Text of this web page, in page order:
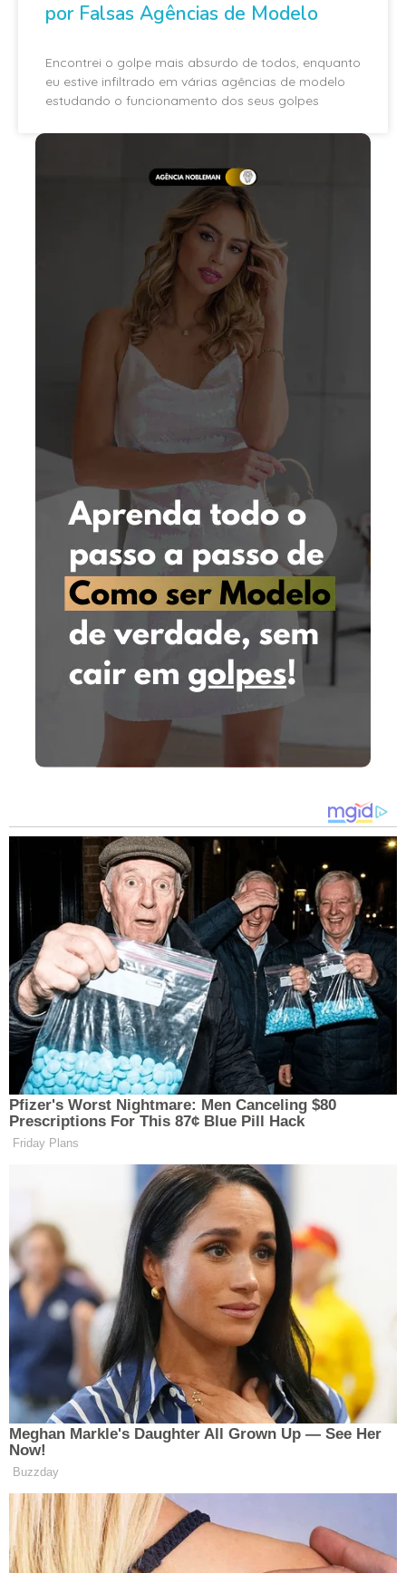
por Falsas Agências de Modelo
Encontrei o golpe mais absurdo de todos, enquanto
eu estive infiltrado em várias agências de modelo
estudando o funcionamento dos seus golpes